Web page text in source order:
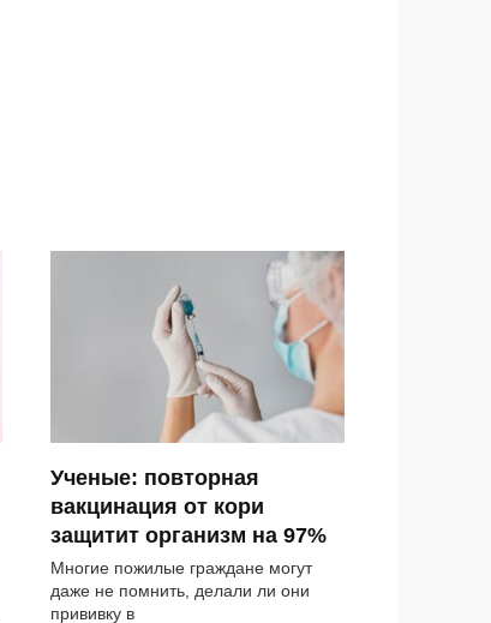
Ученые: повторная
вакцинация от кори
защитит организм на 97%
Многие пожилые граждане могут
даже не помнить, делали ли они
прививку в